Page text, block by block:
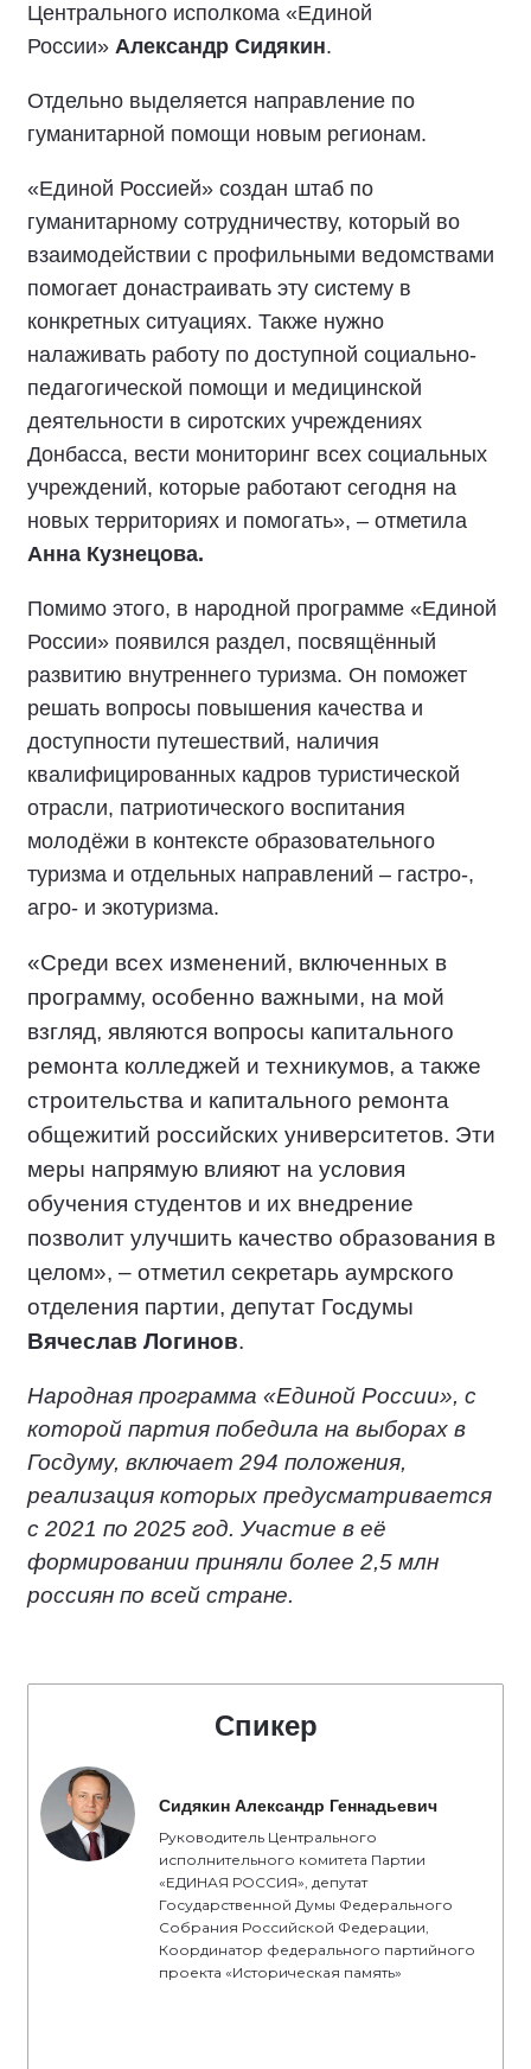
Центрального исполкома «Единой
России» Александр Сидякин.
Отдельно выделяется направление по
гуманитарной помощи новым регионам.
«Единой Россией» создан штаб по
гуманитарному сотрудничеству, который во
взаимодействии с профильными ведомствами
помогает донастраивать эту систему в
конкретных ситуациях. Также нужно
налаживать работу по доступной социально-
педагогической помощи и медицинской
деятельности в сиротских учреждениях
Донбасса, вести мониторинг всех социальных
учреждений, которые работают сегодня на
новых территориях и помогать», – отметила
Анна Кузнецова.
Помимо этого, в народной программе «Единой
России» появился раздел, посвящённый
развитию внутреннего туризма. Он поможет
решать вопросы повышения качества и
доступности путешествий, наличия
квалифицированных кадров туристической
отрасли, патриотического воспитания
молодёжи в контексте образовательного
туризма и отдельных направлений – гастро-,
агро- и экотуризма.
«Среди всех изменений, включенных в
программу, особенно важными, на мой
взгляд, являются вопросы капитального
ремонта колледжей и техникумов, а также
строительства и капитального ремонта
общежитий российских университетов. Эти
меры напрямую влияют на условия
обучения студентов и их внедрение
позволит улучшить качество образования в
целом», – отметил секретарь аумрского
отделения партии, депутат Госдумы
Вячеслав Логинов.
Народная программа «Единой России», с
которой партия победила на выборах в
Госдуму, включает 294 положения,
реализация которых предусматривается
с 2021 по 2025 год. Участие в её
формировании приняли более 2,5 млн
россиян по всей стране.
Спикер
Сидякин Александр Геннадьевич
Руководитель Центрального
исполнительного комитета Партии
«ЕДИНАЯ РОССИЯ», депутат
Государственной Думы Федерального
Собрания Российской Федерации,
Координатор федерального партийного
проекта «Историческая память»